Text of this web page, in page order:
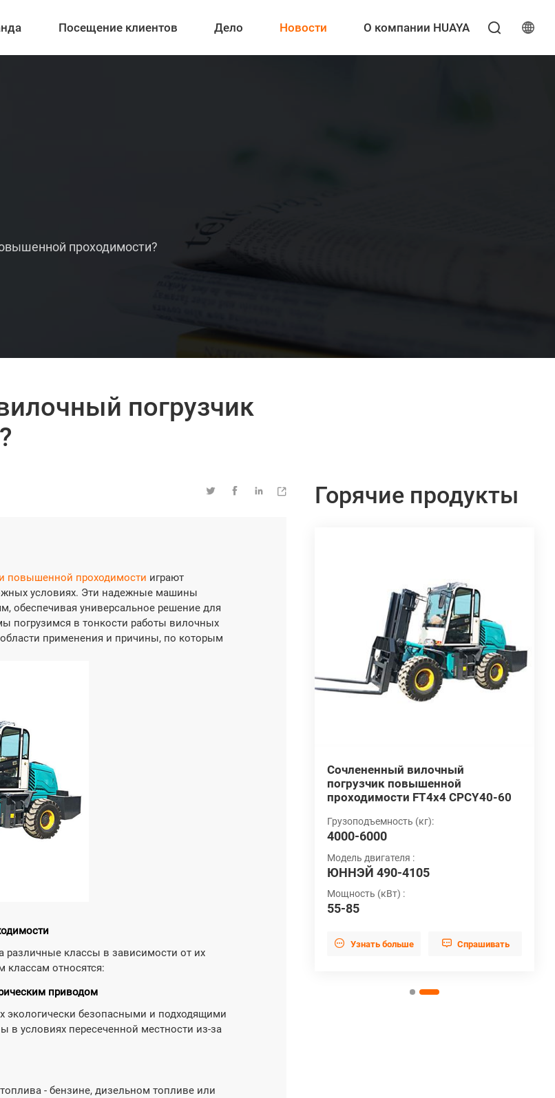
Посещение клиентов Дело Новости О компании HUAYA 
проходимости?
погрузчик
   
повышенной проходимости играют
условиях. Эти надежные машины
обеспечивая универсальное решение для
погрузимся в тонкости работы вилочных
применения и причины, по которым
классы в зависимости от их
классам относятся:
приводом
экологически безопасными и подходящими
условиях пересеченной местности из-за
- бензине, дизельном топливе или
Горячие продукты
CPCY40-60
Сочлененный вилочный
погрузчик повышенной
проходимости FT4x4 CPCY40-60
Грузоподъемность (кг):
4000-6000
Модель двигателя :
ЮННЭЙ 490-4105
Мощность (кВт) :
55-85
 Узнать больше  Cпрашивать